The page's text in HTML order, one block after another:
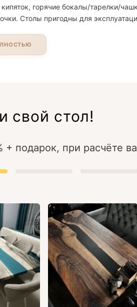
горячие бокалы/тарелки/
Столы пригодны для
свой стол!
+ подарок, при расчёте